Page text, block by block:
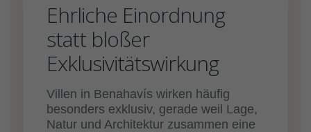
Ehrliche Einordnung
statt bloßer
Exklusivitätswirkung
Villen in Benahavís wirken häufig
besonders exklusiv, gerade weil Lage,
Natur und Architektur zusammen eine